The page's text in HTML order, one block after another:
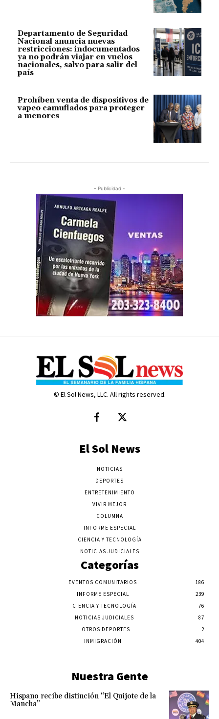
Departamento de Seguridad
Nacional anuncia nuevas
restricciones: indocumentados
ya no podrán viajar en vuelos
nacionales, salvo para salir del
país
Prohíben venta de dispositivos de
vapeo camuflados para proteger
a menores
- Publicidad -
© El Sol News, LLC. All rights reserved.
El Sol News
NOTICIAS
DEPORTES
ENTRETENIMIENTO
VIVIR MEJOR
COLUMNA
INFORME ESPECIAL
CIENCIA Y TECNOLOGÍA
NOTICIAS JUDICIALES
Categorías
EVENTOS COMUNITARIOS
186
INFORME ESPECIAL
239
CIENCIA Y TECNOLOGÍA
76
NOTICIAS JUDICIALES
87
OTROS DEPORTES
2
INMIGRACIÓN
404
Nuestra Gente
Hispano recibe distinción “El Quijote de la
Mancha”